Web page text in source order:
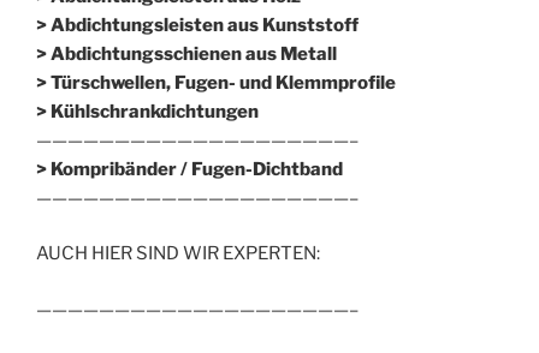
> Abdichtungsleisten aus Kunststoff
> Abdichtungsschienen aus Metall
> Türschwellen, Fugen- und Klemmprofile
> Kühlschrankdichtungen
————————————————————–
> Kompribänder / Fugen-Dichtband
————————————————————–
AUCH HIER SIND WIR EXPERTEN:
————————————————————–